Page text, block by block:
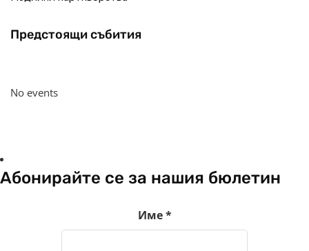
Предстоящи събития
No events
Абонирайте се за нашия бюлетин
Име*